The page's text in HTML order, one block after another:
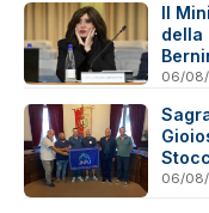
Il
della
06/08/
06/08/